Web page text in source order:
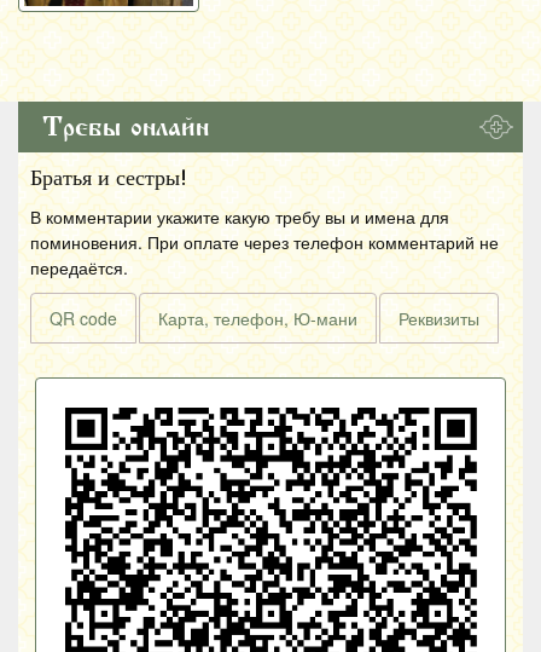
Требы онлайн
Братья и сестры!
В комментарии укажите какую требу вы и имена для
поминовения. При оплате через телефон комментарий не
передаётся.
QR code Карта, телефон, Ю-мани Реквизиты